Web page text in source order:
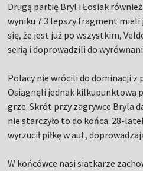
Drugą partię Bryl i Łosiak
wyniku 7:3 lepszy fragment mieli
się, że jest już po wszystkim,
serią i doprowadzili do
Polacy nie wrócili do dominacji z
Osiągnęli jednak kilkupunktową
grze. Skrót przy zagrywce Bryla
nie starczyło to do końca. 28-
wyrzucił piłkę w aut,
W końcówce nasi siatkarze